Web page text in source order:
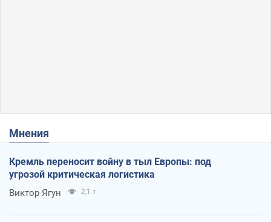
Мнения
Кремль переносит войну в тыл Европы: под
угрозой критическая логистика
Виктор Ягун 2,1 т.